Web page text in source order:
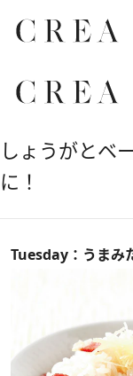
しょうがとベ
に！
Tuesday：うまみ